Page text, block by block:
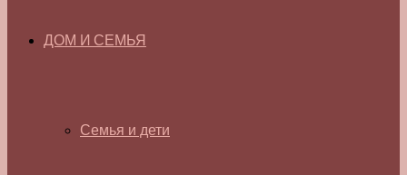
ДОМ И СЕМЬЯ
Семья и дети